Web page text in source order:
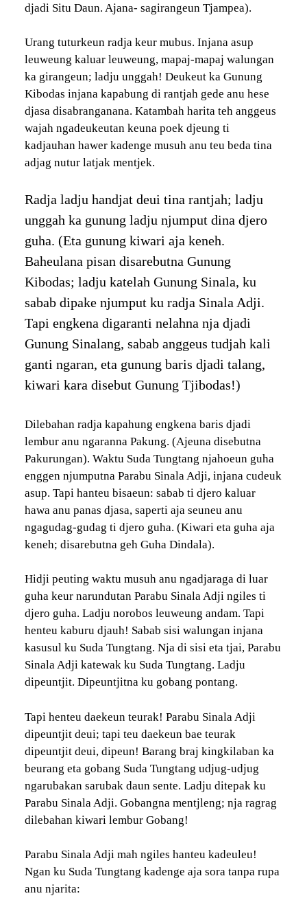
djadi Situ Daun. Ajana- sagirangeun Tjampea).
Urang tuturkeun radja keur mubus. Injana asup
leuweung kaluar leuweung, mapaj-mapaj walungan
ka girangeun; ladju unggah! Deukeut ka Gunung
Kibodas injana kapabung di rantjah gede anu hese
djasa disabranganana. Katambah harita teh anggeus
wajah ngadeukeutan keuna poek djeung ti
kadjauhan hawer kadenge musuh anu teu beda tina
adjag nutur latjak mentjek.
Radja ladju handjat deui tina rantjah; ladju
unggah ka gunung ladju njumput dina djero
guha. (Eta gunung kiwari aja keneh.
Baheulana pisan disarebutna Gunung
Kibodas; ladju katelah Gunung Sinala, ku
sabab dipake njumput ku radja Sinala Adji.
Tapi engkena digaranti nelahna nja djadi
Gunung Sinalang, sabab anggeus tudjah kali
ganti ngaran, eta gunung baris djadi talang,
kiwari kara disebut Gunung Tjibodas!)
Dilebahan radja kapahung engkena baris djadi
lembur anu ngaranna Pakung. (Ajeuna disebutna
Pakurungan). Waktu Suda Tungtang njahoeun guha
enggen njumputna Parabu Sinala Adji, injana cudeuk
asup. Tapi hanteu bisaeun: sabab ti djero kaluar
hawa anu panas djasa, saperti aja seuneu anu
ngagudag-gudag ti djero guha. (Kiwari eta guha aja
keneh; disarebutna geh Guha Dindala).
Hidji peuting waktu musuh anu ngadjaraga di luar
guha keur narundutan Parabu Sinala Adji ngiles ti
djero guha. Ladju norobos leuweung andam. Tapi
henteu kaburu djauh! Sabab sisi walungan injana
kasusul ku Suda Tungtang. Nja di sisi eta tjai, Parabu
Sinala Adji katewak ku Suda Tungtang. Ladju
dipeuntjit. Dipeuntjitna ku gobang pontang.
Tapi henteu daekeun teurak! Parabu Sinala Adji
dipeuntjit deui; tapi teu daekeun bae teurak
dipeuntjit deui, dipeun! Barang braj kingkilaban ka
beurang eta gobang Suda Tungtang udjug-udjug
ngarubakan sarubak daun sente. Ladju ditepak ku
Parabu Sinala Adji. Gobangna mentjleng; nja ragrag
dilebahan kiwari lembur Gobang!
Parabu Sinala Adji mah ngiles hanteu kadeuleu!
Ngan ku Suda Tungtang kadenge aja sora tanpa rupa
anu njarita: